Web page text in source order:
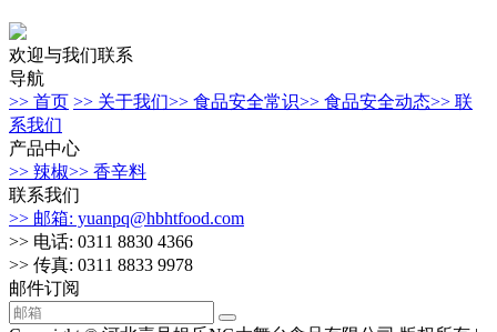
欢迎与我们联系
导航
>> 首页 >> 关于我们>> 食品安全常识>> 食品安全动态>> 联
系我们
产品中心
>> 辣椒>> 香辛料
联系我们
>> 邮箱: yuanpq@hbhtfood.com
>> 电话: 0311 8830 4366
>> 传真: 0311 8833 9978
邮件订阅